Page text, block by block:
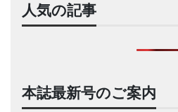
人気の記事
本誌最新号のご案内